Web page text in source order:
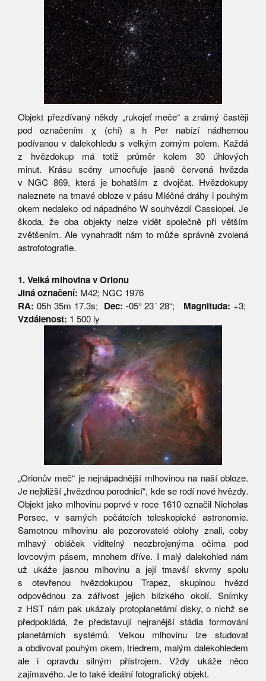
Objekt přezdívaný někdy „rukojeť meče“ a známý častěji
pod označením χ (chí) a h Per nabízí nádhernou
podívanou v dalekohledu s velkým zorným polem. Každá
z hvězdokup má totiž průměr kolem 30 úhlových
minut. Krásu scény umocňuje jasně červená hvězda
v NGC 869, která je bohatším z dvojčat. Hvězdokupy
naleznete na tmavé obloze v pásu Mléčné dráhy i pouhým
okem nedaleko od nápadného W souhvězdí Cassiopei. Je
škoda, že oba objekty nelze vidět společně při větším
zvětšením. Ale vynahradit nám to může správně zvolená
astrofotografie.
1. Velká mlhovina v Orionu
Jiná označení: M42; NGC 1976
RA: 05h 35m 17.3s; Dec: -05° 23´ 28“; Magnituda: +3;
Vzdálenost: 1 500 ly
„Orionův meč“ je nejnápadnější mlhovinou na naší obloze.
Je nejbližší „hvězdnou porodnicí“, kde se rodí nové hvězdy.
Objekt jako mlhovinu poprvé v roce 1610 označil Nicholas
Persec, v samých počátcích teleskopické astronomie.
Samotnou mlhovinu ale pozorovatelé oblohy znali, coby
mlhavý obláček viditelný neozbrojenýma očima pod
lovcovým pásem, mnohem dříve. I malý dalekohled nám
už ukáže jasnou mlhovinu a její tmavší skvrny spolu
s otevřenou hvězdokupou Trapez, skupinou hvězd
odpovědnou za zářivost jejich blízkého okolí. Snímky
z HST nám pak ukázaly protoplanetární disky, ​​o nichž se
předpokládá, že představují nejranější stádia formování
planetárních systémů. Velkou mlhovinu lze studovat
a obdivovat pouhým okem, triedrem, malým dalekohledem
ale i opravdu silným přístrojem. Vždy ukáže něco
zajímavého. Je to také ideální fotografický objekt.